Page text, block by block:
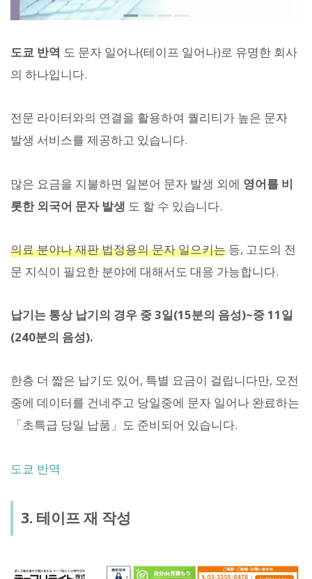
도쿄 반역 도 문자 일어나(테이프 일어나)로 유명한 회사
의 하나입니다.
전문 라이터와의 연결을 활용하여 퀄리티가 높은 문자
발생 서비스를 제공하고 있습니다.
많은 요금을 지불하면 일본어 문자 발생 외에 영어를 비
롯한 외국어 문자 발생 도 할 수 있습니다.
의료 분야나 재판 법정용의 문자 일으키는 등, 고도의 전
문 지식이 필요한 분야에 대해서도 대응 가능합니다.
납기는 통상 납기의 경우 중 3일(15분의 음성)~중 11일
(240분의 음성).
한층 더 짧은 납기도 있어, 특별 요금이 걸립니다만, 오전
중에 데이터를 건네주고 당일중에 문자 일어나 완료하는
「초특급 당일 납품」도 준비되어 있습니다.
도쿄 반역
3. 테이프 재 작성